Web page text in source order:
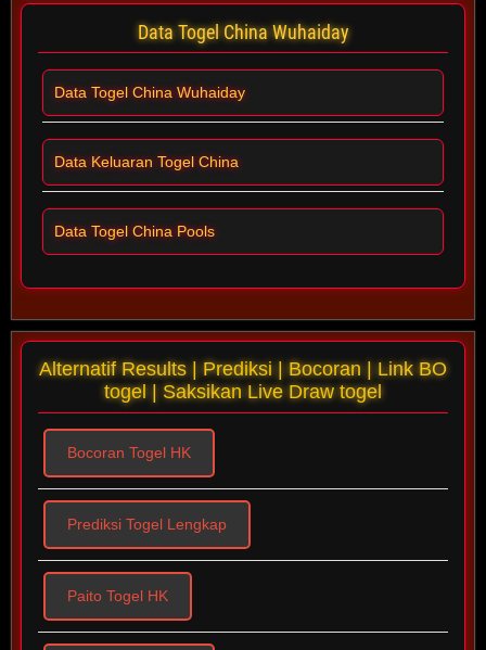
Data Togel China Wuhaiday
Data Togel China Wuhaiday
Data Keluaran Togel China
Data Togel China Pools
Alternatif Results | Prediksi | Bocoran | Link BO
togel | Saksikan Live Draw togel
Bocoran Togel HK
Prediksi Togel Lengkap
Paito Togel HK